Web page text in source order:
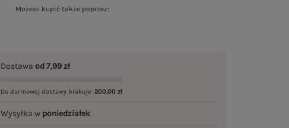
Możesz kupić także poprzez:
Dostawaod 7,99 zł
Do darmowej dostawy brakuje 200,00 zł
Wysyłka w poniedziałek